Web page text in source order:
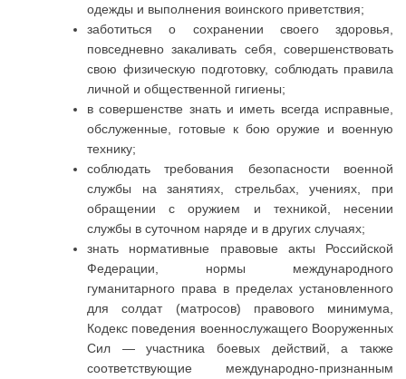
одежды и выполнения воинского приветствия;
заботиться о сохранении своего здоровья,
повседневно закаливать себя, совершенствовать
свою физическую подготовку, соблюдать правила
личной и общественной гигиены;
в совершенстве знать и иметь всегда исправные,
обслуженные, готовые к бою оружие и военную
технику;
соблюдать требования безопасности военной
службы на занятиях, стрельбах, учениях, при
обращении с оружием и техникой, несении
службы в суточном наряде и в других случаях;
знать нормативные правовые акты Российской
Федерации, нормы международного
гуманитарного права в пределах установленного
для солдат (матросов) правового минимума,
Кодекс поведения военнослужащего Вооруженных
Сил — участника боевых действий, а также
соответствующие международно-признанным